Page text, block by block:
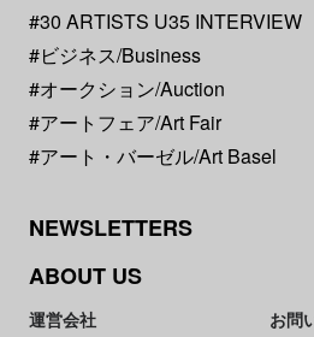
#30 ARTISTS U35 INTERVIEW
#ビジネス/Business
#オークション/Auction
#アートフェア/Art Fair
#アート・バーゼル/Art Basel
NEWSLETTERS
ABOUT US
運営会社 お問